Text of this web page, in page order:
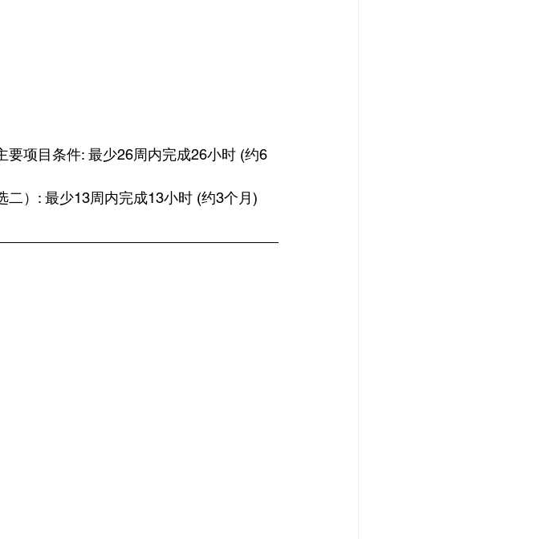
项目条件: 最少26周内完成26小时 (约6
）: 最少13周内完成13小时 (约3个月)